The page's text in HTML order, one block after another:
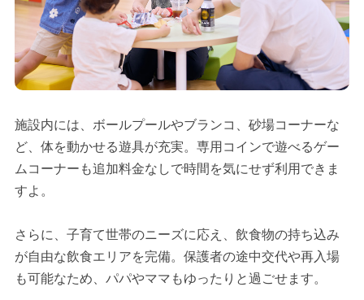
施設内には、ボールプールやブランコ、砂場コーナーな
ど、体を動かせる遊具が充実。専用コインで遊べるゲー
ムコーナーも追加料金なしで時間を気にせず利用できま
すよ。
さらに、子育て世帯のニーズに応え、飲食物の持ち込み
が自由な飲食エリアを完備。保護者の途中交代や再入場
も可能なため、パパやママもゆったりと過ごせます。